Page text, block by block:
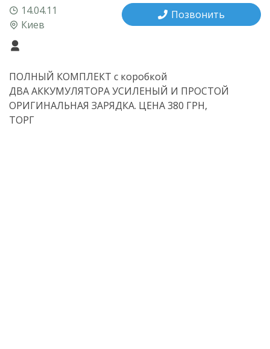
14.04.11
Киев
Позвонить
ПОЛНЫЙ КОМПЛЕКТ с коробкой
ДВА АККУМУЛЯТОРА УСИЛЕНЫЙ И ПРОСТОЙ
ОРИГИНАЛЬНАЯ ЗАРЯДКА. ЦЕНА 380 ГРН,
ТОРГ